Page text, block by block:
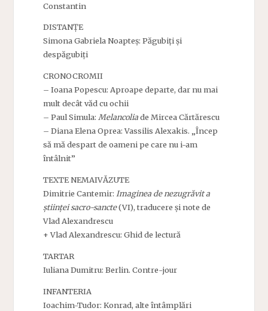
Constantin
DISTANȚE
Simona Gabriela Noapteș: Păgubiți și
despăgubiți
CRONOCROMII
– Ioana Popescu: Aproape departe, dar nu mai
mult decât văd cu ochii
– Paul Simula: Melancoliade Mircea Cărtărescu
– Diana Elena Oprea: Vassilis Alexakis. „Încep
să mă despart de oameni pe care nu i-am
întâlnit”
TEXTE NEMAIVĂZUTE
Dimitrie Cantemir: Imaginea de nezugrăvit a
științei sacro-sancte(VI), traducere și note de
Vlad Alexandrescu
+ Vlad Alexandrescu: Ghid de lectură
TARTAR
Iuliana Dumitru: Berlin. Contre-jour
INFANTERIA
Ioachim-Tudor: Konrad, alte întâmplări